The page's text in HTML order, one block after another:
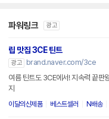
파워링크 광고
립 맛집 3CE 틴트
광고
brand.naver.com/3ce
여름 틴트도 3CE에서! 지속력 끝판
지
이달의신제품 베스트셀러 N배송